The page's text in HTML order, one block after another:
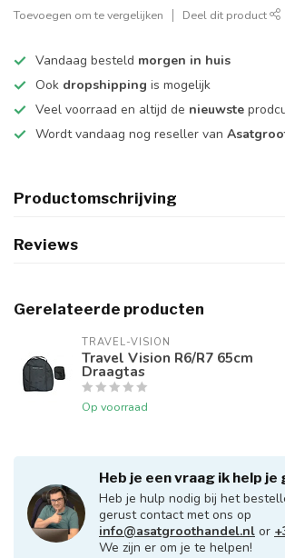
Toevoegen om te vergelijken Deel dit product
Vandaag besteld morgen in huis
Ook dropshipping is mogelijk
Veel voorraad en altijd de nieuwste
Wordt vandaag nog reseller van
Productomschrijving
Reviews
Gerelateerde producten
TRAVEL-VISION
Travel Vision R6/R7 65cm
Draagtas
Op voorraad
Heb je een vraag ik help je
Heb je hulp nodig bij het
gerust contact met ons op
info@asatgroothandel.nl or
We zijn er om je te helpen!